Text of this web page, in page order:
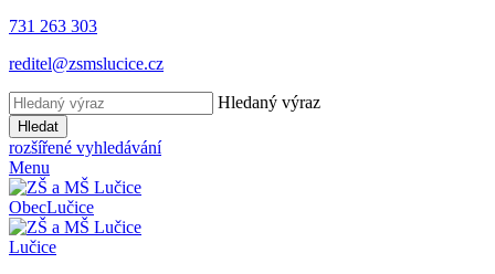
731 263 303
reditel@zsmslucice.cz
Hledaný výraz
Hledat
rozšířené vyhledávání
Menu
ObecLučice
Lučice